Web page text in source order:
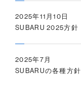
2025年11月10日
SUBARU 2025方針
2025年7月
SUBARUの各種方針